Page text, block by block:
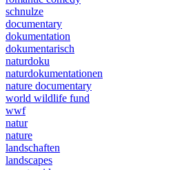
schnulze
documentary
dokumentation
dokumentarisch
naturdoku
naturdokumentationen
nature documentary
world wildlife fund
wwf
natur
nature
landschaften
landscapes